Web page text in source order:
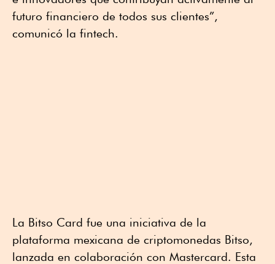
futuro financiero de todos sus clientes”,
comunicó la fintech.
La Bitso Card fue una iniciativa de la
plataforma mexicana de criptomonedas Bitso,
lanzada en colaboración con Mastercard. Esta